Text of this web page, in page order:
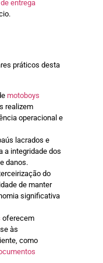
entrega
práticos desta
motoboys
realizem
operacional e
lacrados e
a integridade dos
danos.
do
de manter
significativa
oferecem
às
como